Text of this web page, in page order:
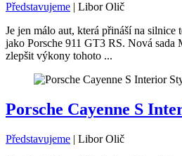
Představujeme | Libor Olič
Je jen málo aut, která přináší na
jako Porsche 911 GT3 RS. Nová sada
zlepšit výkony tohoto ...
Porsche Cayenne S
Představujeme | Libor Olič